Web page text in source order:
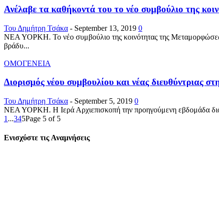
Ανέλαβε τα καθήκοντά του το νέο συμβούλιο της
Του Δημήτρη Τσάκα - September 13, 2019 0
ΝΕΑ ΥΟΡΚΗ. Το νέο συμβούλιο της κοινότητας της
βράδυ...
ΟΜΟΓΕΝΕΙΑ
Διορισμός νέου συμβουλίου και νέας
Του Δημήτρη Τσάκα - September 5, 2019 0
ΝΕΑ ΥΟΡΚΗ. Η Ιερά Αρχιεπισκοπή την προηγούμενη εβδομάδα
1 ...345Page 5 of 5
Ενισχύστε τις Αναμνήσεις